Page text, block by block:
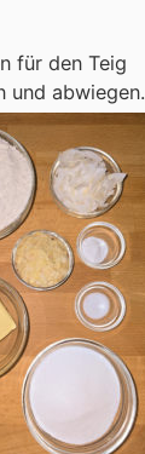
für den Teig
und abwiegen.